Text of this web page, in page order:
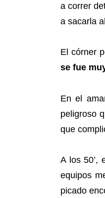
a correr
a sacarla
El córner
se fue
En el
peligroso
que
A los 50’,
equipos
picado